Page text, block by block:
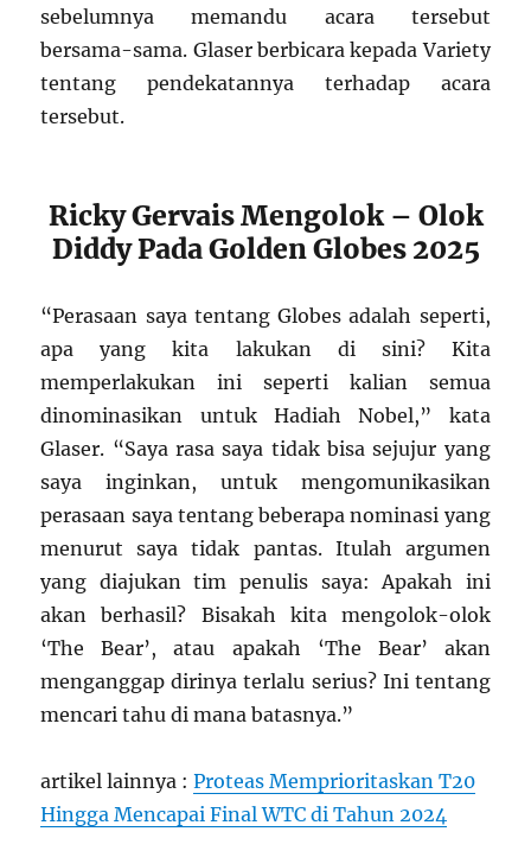
sebelumnya memandu acara tersebut
bersama-sama. Glaser berbicara kepada Variety
tentang pendekatannya terhadap acara
tersebut.
Ricky Gervais Mengolok – Olok
Diddy Pada Golden Globes 2025
“Perasaan saya tentang Globes adalah seperti,
apa yang kita lakukan di sini? Kita
memperlakukan ini seperti kalian semua
dinominasikan untuk Hadiah Nobel,” kata
Glaser. “Saya rasa saya tidak bisa sejujur ​​yang
saya inginkan, untuk mengomunikasikan
perasaan saya tentang beberapa nominasi yang
menurut saya tidak pantas. Itulah argumen
yang diajukan tim penulis saya: Apakah ini
akan berhasil? Bisakah kita mengolok-olok
‘The Bear’, atau apakah ‘The Bear’ akan
menganggap dirinya terlalu serius? Ini tentang
mencari tahu di mana batasnya.”
artikel lainnya :Proteas Memprioritaskan T20
Hingga Mencapai Final WTC di Tahun 2024